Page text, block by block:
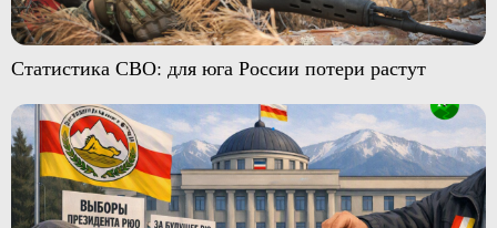
Статистика СВО: для юга России потери растут